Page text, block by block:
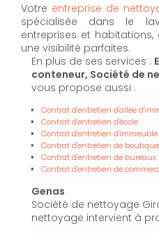
Votre entreprise de
spécialisée dans le
entreprises et
une visibilité parfaites.
En plus de ses services :
conteneur, Société de
vous propose aussi :
Contrat d'entretien d'allée
Contrat d'entretien d'école
Contrat d'entretien d'immeuble
Contrat d'entretien de boutique
Contrat d'entretien de bureaux
Contrat d'entretien de
Genas
Société de nettoyage
nettoyage intervient à